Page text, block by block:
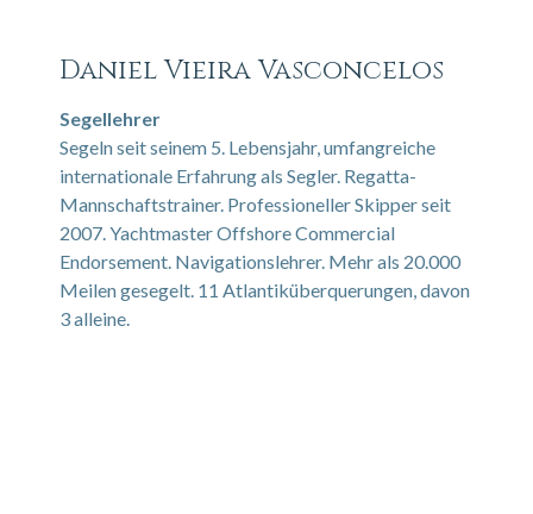
Daniel Vieira Vasconcelos
Segellehrer
Segeln seit seinem 5. Lebensjahr, umfangreiche
internationale Erfahrung als Segler. Regatta-
Mannschaftstrainer. Professioneller Skipper seit
2007. Yachtmaster Offshore Commercial
Endorsement. Navigationslehrer. Mehr als 20.000
Meilen gesegelt. 11 Atlantiküberquerungen, davon
3 alleine.